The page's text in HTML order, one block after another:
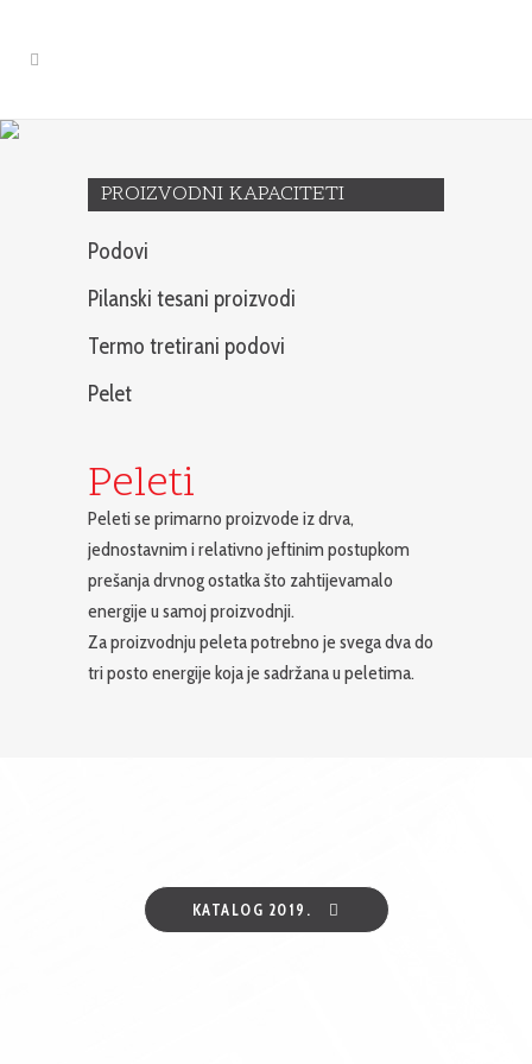
PROIZVODNI KAPACITETI
Podovi
Pilanski tesani proizvodi
Termo tretirani podovi
Pelet
Peleti
Peleti se primarno proizvode iz drva,
jednostavnim i relativno jeftinim postupkom
prešanja drvnog ostatka što zahtijevamalo
energije u samoj proizvodnji.
Za proizvodnju peleta potrebno je svega dva do
tri posto energije koja je sadržana u peletima.
KATALOG 2019.